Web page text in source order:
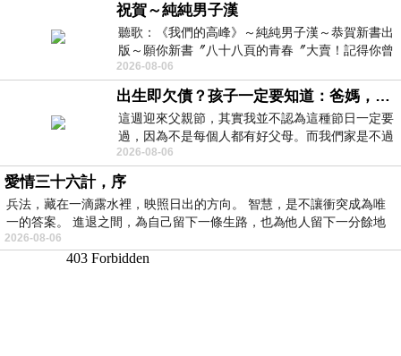
祝賀～純純男子漢
聽歌：《我們的高峰》～純純男子漢～恭賀新書出
版～願你新書〞八十八頁的青春〞大賣！記得你曾
經在我的版留言…「好讚的圖^^感覺大家
2026-08-06
出生即欠債？孩子一定要知道：爸媽，其實我不欠你們
這週迎來父親節，其實我並不認為這種節日一定要
過，因為不是每個人都有好父母。而我們家是不過
節的，平時也沒什麼儀式感，生活趨近冷
2026-08-06
愛情三十六計，序
兵法，藏在一滴露水裡，映照日出的方向。 智慧，是不讓衝突成為唯
一的答案。 進退之間，為自己留下一條生路，也為他人留下一分餘地
2026-08-06